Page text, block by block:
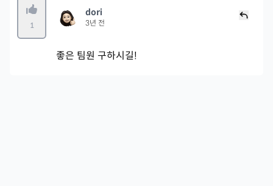
1
dori
3년 전
좋은 팀원 구하시길!